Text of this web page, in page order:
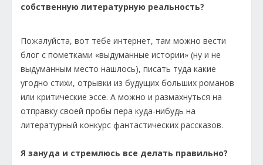
собственную литературную реальность?
Пожалуйста, вот тебе интернет, там можно вести
блог с пометками «выдуманные истории» (ну и не
выдуманным место нашлось), писать туда какие
угодно стихи, отрывки из будущих больших романов
или критические эссе. А можно и размахнуться на
отправку своей пробы пера куда-нибудь на
литературный конкурс фантастических рассказов.
Я зануда и стремлюсь все делать правильно?